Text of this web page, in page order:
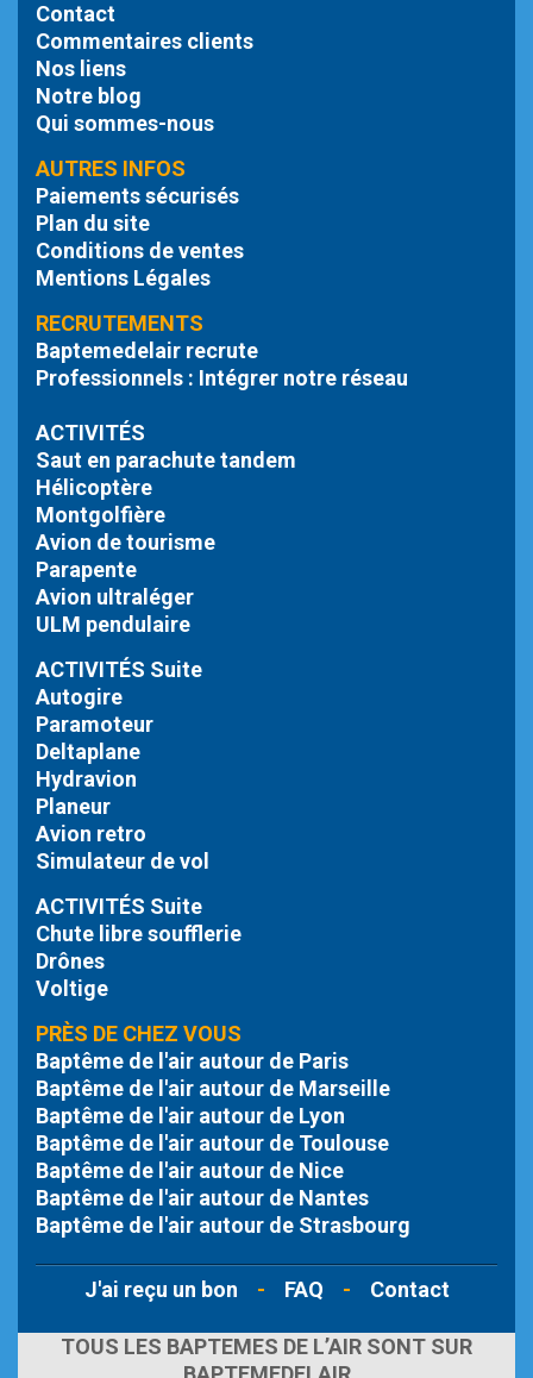
Contact
Commentaires clients
Nos liens
Notre blog
Qui sommes-nous
AUTRES INFOS
Paiements sécurisés
Plan du site
Conditions de ventes
Mentions Légales
RECRUTEMENTS
Baptemedelair recrute
Professionnels : Intégrer notre réseau
ACTIVITÉS
Saut en parachute tandem
Hélicoptère
Montgolfière
Avion de tourisme
Parapente
Avion ultraléger
ULM pendulaire
ACTIVITÉS Suite
Autogire
Paramoteur
Deltaplane
Hydravion
Planeur
Avion retro
Simulateur de vol
ACTIVITÉS Suite
Chute libresoufflerie
Drônes
Voltige
PRÈS DE CHEZ VOUS
Baptême de l'air autour de Paris
Baptême de l'air autour de Marseille
Baptême de l'air autour de Lyon
Baptême de l'air autour de Toulouse
Baptême de l'air autour de Nice
Baptême de l'air autour de Nantes
Baptême de l'air autour de Strasbourg
J'ai reçu un bon - FAQ - Contact
TOUS LES BAPTEMES DE L’AIR SONT SUR